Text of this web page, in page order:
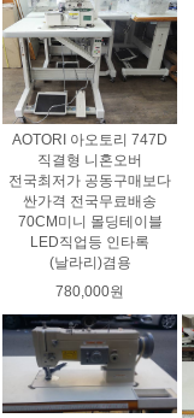
AOTORI 아오토리 747D
직결형 니혼오버
전국최저가 공동구매보다
싼가격 전국무료배송
70CM미니 몰딩테이블
LED직업등 인타록
(날라리)겸용
780,000원